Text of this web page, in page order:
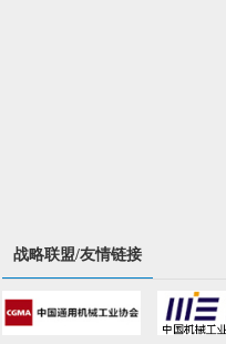
战略联盟/友情链接